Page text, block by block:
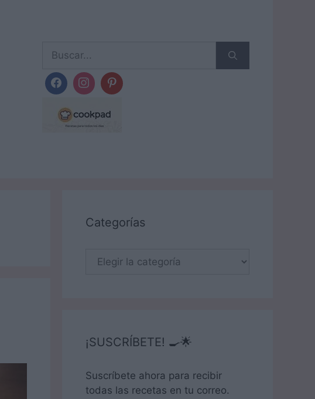
Categorías
Categorías
¡SUSCRÍBETE! 🍳🌟
Suscríbete ahora para recibir
todas las recetas en tu correo.